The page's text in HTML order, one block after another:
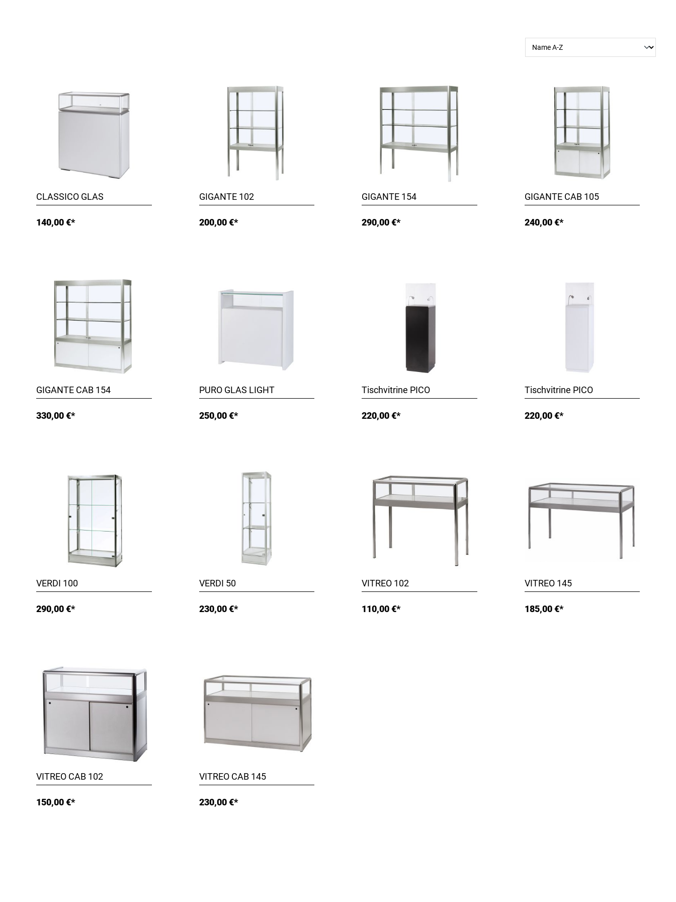
CLASSICO GLAS
140,00 €*
GIGANTE 102
200,00 €*
GIGANTE 154
290,00 €*
GIGANTE CAB 105
240,00 €*
GIGANTE CAB 154
330,00 €*
PURO GLAS LIGHT
250,00 €*
Tischvitrine PICO
220,00 €*
Tischvitrine PICO
220,00 €*
VERDI 100
290,00 €*
VERDI 50
230,00 €*
VITREO 102
110,00 €*
VITREO 145
185,00 €*
VITREO CAB 102
150,00 €*
VITREO CAB 145
230,00 €*